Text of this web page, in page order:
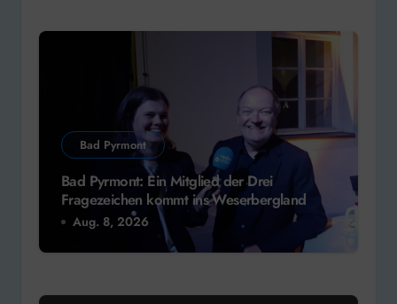
Bad Pyrmont
Bad Pyrmont: Ein Mitglied der Drei
Fragezeichen kommt ins Weserbergland
Aug. 8, 2026